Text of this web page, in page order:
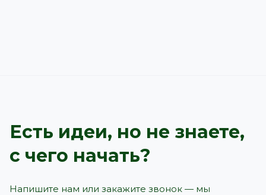
Есть идеи, но не знаете,
с чего начать?
Напишите нам или закажите звонок — мы